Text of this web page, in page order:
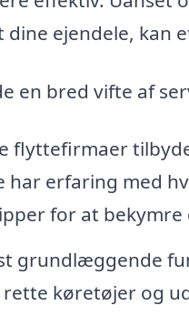
dine ejendele,
en bred vifte af
flyttefirmaer
har erfaring med
for at bekymre
grundlæggende
rette køretøjer og